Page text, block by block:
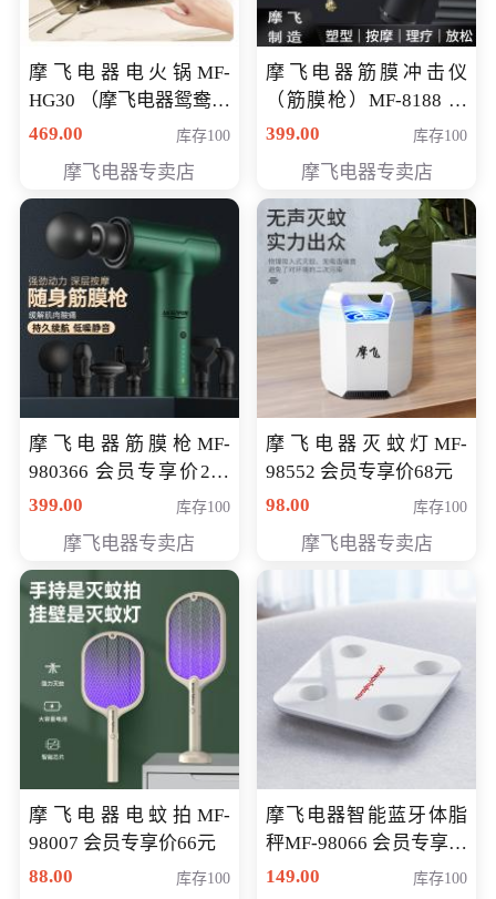
摩飞电器电火锅MF-
HG30 （摩飞电器鸳鸯锅
MF-HG30 ） 会员专享价
469.00 库存100
摩飞电器专卖店
摩飞电器筋膜冲击仪
（筋膜枪）MF-8188 会
员专享价268元
399.00 库存100
摩飞电器专卖店
摩飞电器筋膜枪MF-
980366 会员专享价299
元
399.00 库存100
摩飞电器专卖店
摩飞电器灭蚊灯MF-
98552 会员专享价68元
98.00
库存100
摩飞电器专卖店
摩飞电器电蚊拍MF-
98007 会员专享价66元
88.00
库存100
摩飞电器智能蓝牙体脂
秤MF-98066 会员专享价
98元
149.00 库存100